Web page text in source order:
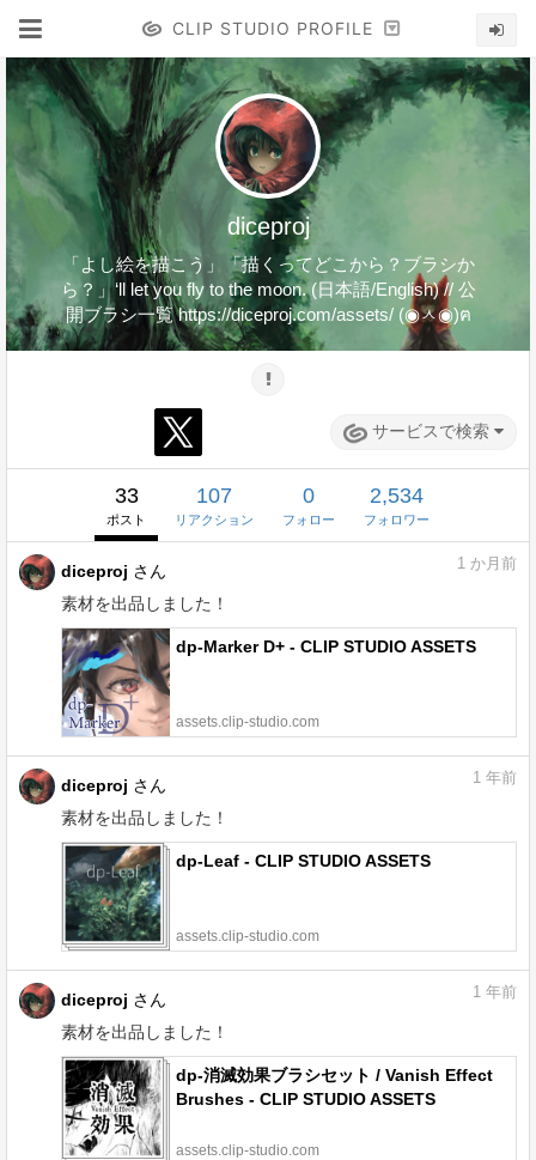
CLIP STUDIO PROFILE
diceproj
「よし絵を描こう」「描くってどこから？ブラシか
ら？」‘ll let you fly to the moon. (日本語/English) // 公
開ブラシ一覧 https://diceproj.com/assets/ (◉ㅅ◉)ฅ
サービスで検索
33
ポスト
107
リアクション
0
フォロー
2,534
フォロワー
diceproj さん
素材を出品しました！
1 か月前
dp-Marker D+ - CLIP STUDIO ASSETS
assets.clip-studio.com
diceproj さん
素材を出品しました！
1 年前
dp-Leaf - CLIP STUDIO ASSETS
assets.clip-studio.com
diceproj さん
素材を出品しました！
1 年前
dp-消滅効果ブラシセット / Vanish Effect
Brushes - CLIP STUDIO ASSETS
assets.clip-studio.com